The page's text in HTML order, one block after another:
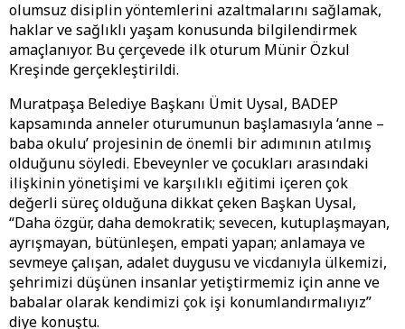
olumsuz disiplin yöntemlerini azaltmalarını sağlamak,
haklar ve sağlıklı yaşam konusunda bilgilendirmek
amaçlanıyor. Bu çerçevede ilk oturum Münir Özkul
Kreşinde gerçekleştirildi.
Muratpaşa Belediye Başkanı Ümit Uysal, BADEP
kapsamında anneler oturumunun başlamasıyla ‘anne –
baba okulu’ projesinin de önemli bir adımının atılmış
olduğunu söyledi. Ebeveynler ve çocukları arasındaki
ilişkinin yönetişimi ve karşılıklı eğitimi içeren çok
değerli süreç olduğuna dikkat çeken Başkan Uysal,
“Daha özgür, daha demokratik; sevecen, kutuplaşmayan,
ayrışmayan, bütünleşen, empati yapan; anlamaya ve
sevmeye çalışan, adalet duygusu ve vicdanıyla ülkemizi,
şehrimizi düşünen insanlar yetiştirmemiz için anne ve
babalar olarak kendimizi çok işi konumlandırmalıyız”
diye konuştu.